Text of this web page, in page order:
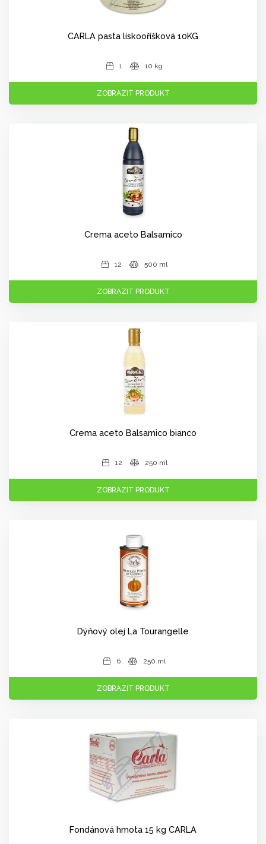
CARLA pasta lískooříšková 10KG
1 10 kg
ZOBRAZIT PRODUKT
Crema aceto Balsamico
12 500 ml
ZOBRAZIT PRODUKT
Crema aceto Balsamico bianco
12 250 ml
ZOBRAZIT PRODUKT
Dýňový olej La Tourangelle
6 250 ml
ZOBRAZIT PRODUKT
Fondánová hmota 15 kg CARLA